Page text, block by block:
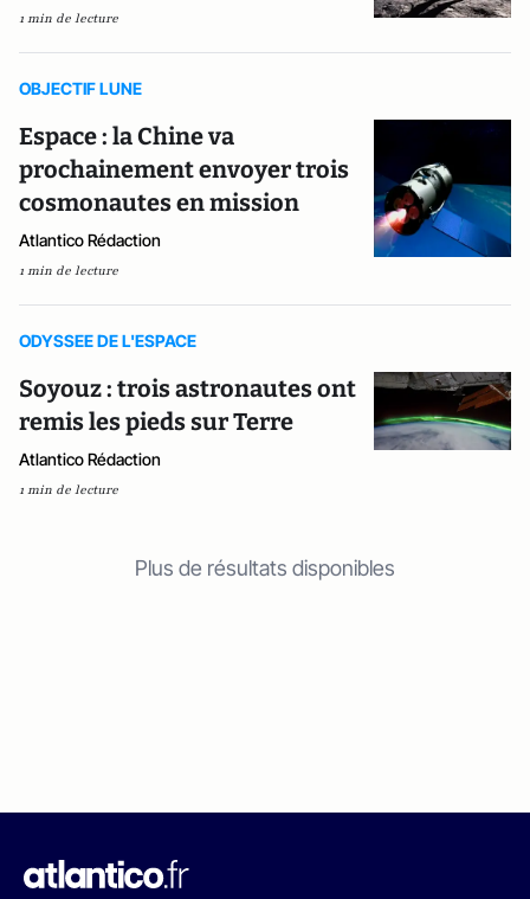
1 min de lecture
OBJECTIF LUNE
Espace : la Chine va
prochainement envoyer trois
cosmonautes en mission
Atlantico Rédaction
1 min de lecture
ODYSSEE DE L'ESPACE
Soyouz : trois astronautes ont
remis les pieds sur Terre
Atlantico Rédaction
1 min de lecture
Plus de résultats disponibles